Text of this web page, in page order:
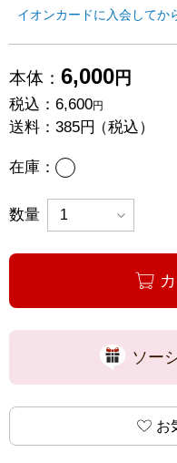
イオンカードに入会してか
本体： 6,000円
税込： 6,600円
送料： 385円（税込）
在庫： あり
数量
ソー
お